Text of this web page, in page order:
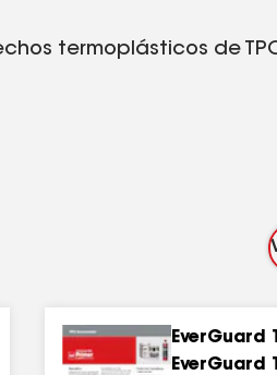
termoplásticos de
EverGuard
EverGuard